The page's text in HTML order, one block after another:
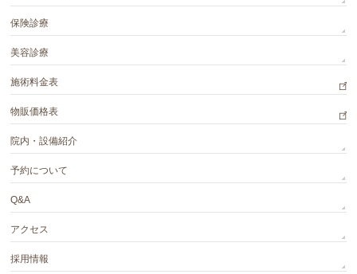
保険診療
美容診療
施術料金表
物販価格表
院内・設備紹介
予約について
Q&A
アクセス
採用情報